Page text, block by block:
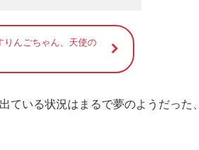
りんごちゃん、天使の
いる状況はまるで夢のようだった、